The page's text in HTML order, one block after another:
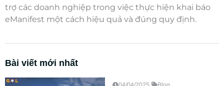
trợ các doanh nghiệp trong việc thực hiện khai báo
eManifest một cách hiệu quả và đúng quy định.
Bài viết mới nhất